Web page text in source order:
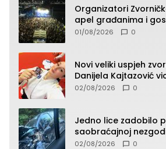
Organizatori
apel građanima i
početak koncertnog
01/08/2026 0
Novi veliki uspjeh
Danijela Kajtazović
Balkana u seniorskoj
02/08/2026 0
Jedno lice zadobilo
saobraćajnoj
(FOTO)
02/08/2026 0